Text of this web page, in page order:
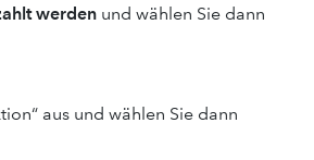
werden und wählen Sie dann
aus und wählen Sie dann